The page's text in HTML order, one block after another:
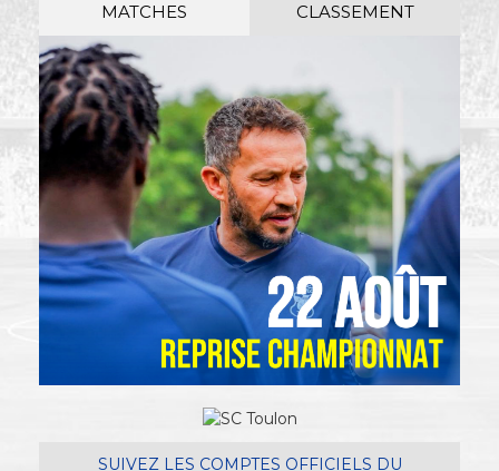
MATCHES CLASSEMENT
SUIVEZ LES COMPTES OFFICIELS DU